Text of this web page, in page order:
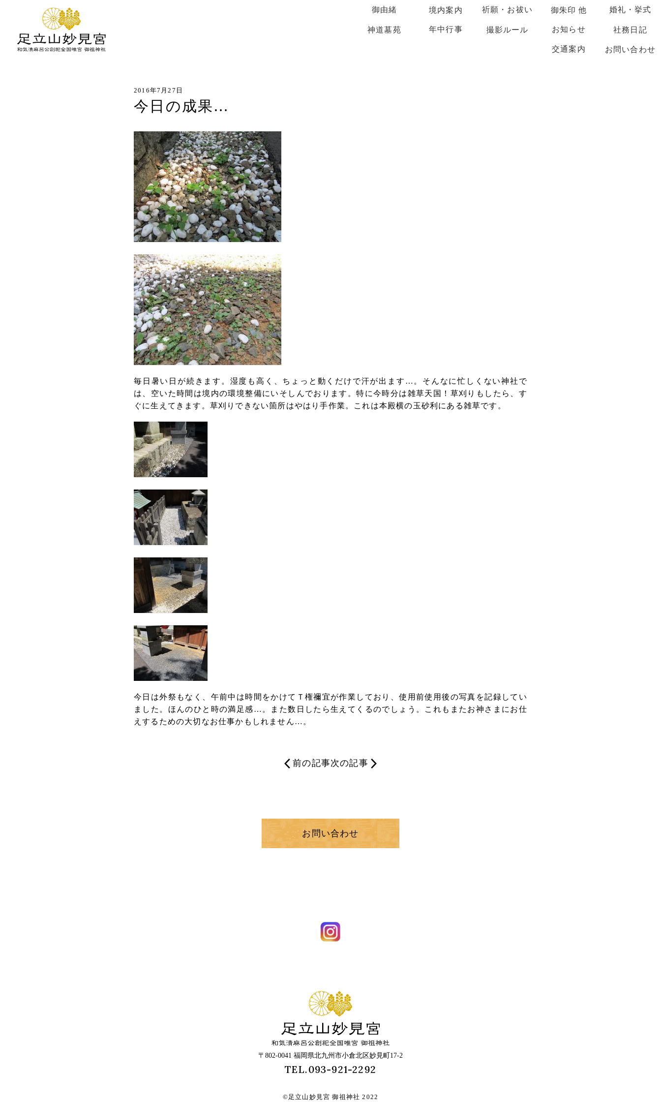
御由緒 境内案内 祈願・お祓い 御朱印 他 婚礼・挙式
神道墓苑 年中行事 撮影ルール お知らせ 社務日記
交通案内 お問い合わせ
2016年7月27日
今日の成果…
毎日暑い日が続きます 。 湿度も高く、ちょっと動くだけで汗が出ます…。そんなに忙しくない神社で
は、空いた時間は境内の環境整備にいそしんでおります。特に今時分は雑草天国！草刈りもしたら、す
ぐに生えてきます。草刈りできない箇所はやはり手作業。これは本殿横の玉砂利にある雑草です。
今日は外祭もなく、午前中は時間をかけてＴ権禰宜が作業しており、使用前使用後の写真を記録してい
ました。ほんのひと時の満足感…。また数日したら生えてくるのでしょう。これもまたお神さまにお仕
えするための大切なお仕事かもしれません…。
前の記事次の記事
お問い合わせ
〒802-0041 福岡県北九州市小倉北区妙見町17-2
TEL.093-921-2292
©足立山妙見宮 御祖神社 2022